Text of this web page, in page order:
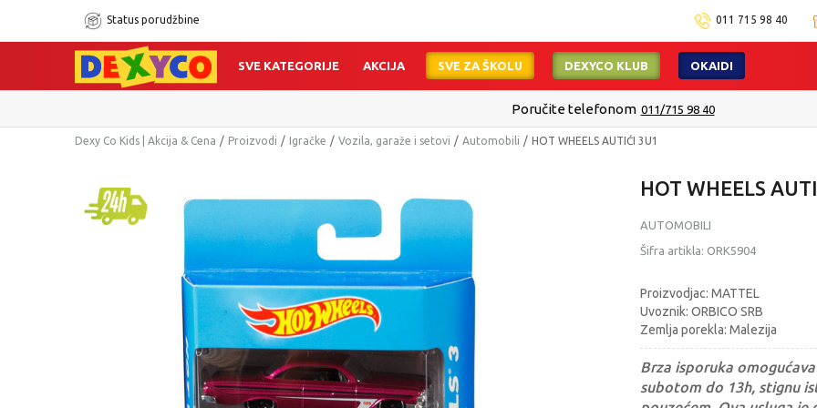
Status porudžbine 011 715 98 40
SVE KATEGORIJE AKCIJA SVE ZA ŠKOLU DEXYCO KLUB OKAIDI
Poručite telefonom 011/715 98 40
Dexy Co Kids | Akcija & Cena Proizvodi Igračke Vozila, garaže i setovi Automobili HOT WHEELS AUTIĆI 3U1
HOT WHEELS
AUTOMOBILI
Šifra artikla: ORK5904
Proizvodjac: MATTEL
Uvoznik: ORBICO SRB
Zemlja porekla: Malezija
Brza isporuka
subotom do 13h, stignu